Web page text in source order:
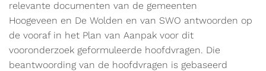
relevante documenten van de gemeenten
Hoogeveen en De Wolden en van SWO antwoorden op
de vooraf in het Plan van Aanpak voor dit
vooronderzoek geformuleerde hoofdvragen. Die
beantwoording van de hoofdvragen is gebaseerd